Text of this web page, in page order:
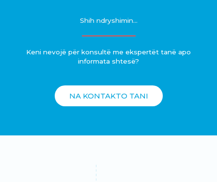
Shih ndryshimin...
Keni nevojë për konsultë me ekspertët tanë apo
informata shtesë?
NA KONTAKTO TANI